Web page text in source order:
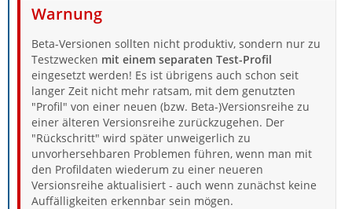
Warnung
Beta-Versionen sollten nicht produktiv, sondern nur zu
Testzwecken mit einem separaten Test-Profil
eingesetzt werden! Es ist übrigens auch schon seit
langer Zeit nicht mehr ratsam, mit dem genutzten
"Profil" von einer neuen (bzw. Beta-)Versionsreihe zu
einer älteren Versionsreihe zurückzugehen. Der
"Rückschritt" wird später unweigerlich zu
unvorhersehbaren Problemen führen, wenn man mit
den Profildaten wiederum zu einer neueren
Versionsreihe aktualisiert - auch wenn zunächst keine
Auffälligkeiten erkennbar sein mögen.